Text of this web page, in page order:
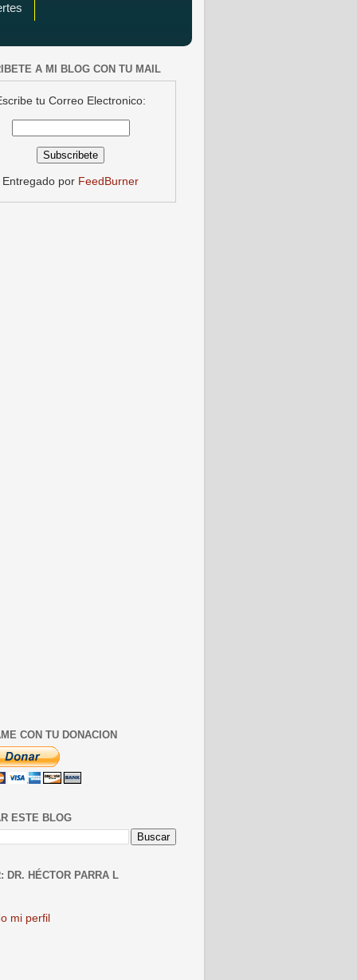
A MI BLOG CON TU MAIL
tu Correo Electronico:
Entregado por FeedBurner
CON TU DONACION
ESTE BLOG
DR. HÉCTOR PARRA L
mi perfil